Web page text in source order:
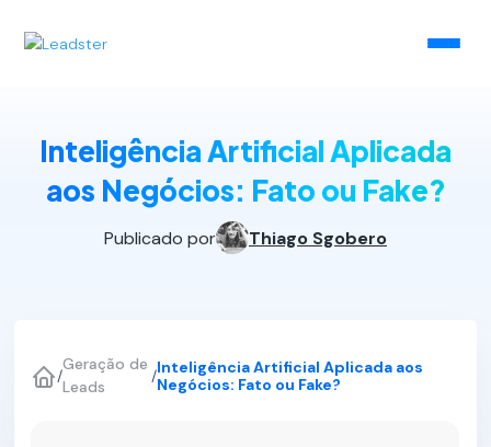
Inteligência Artificial Aplicada
aos Negócios: Fato ou Fake?
Publicado por Thiago Sgobero
/
Geração de
Leads
/Inteligência Artificial Aplicada aos
Negócios: Fato ou Fake?